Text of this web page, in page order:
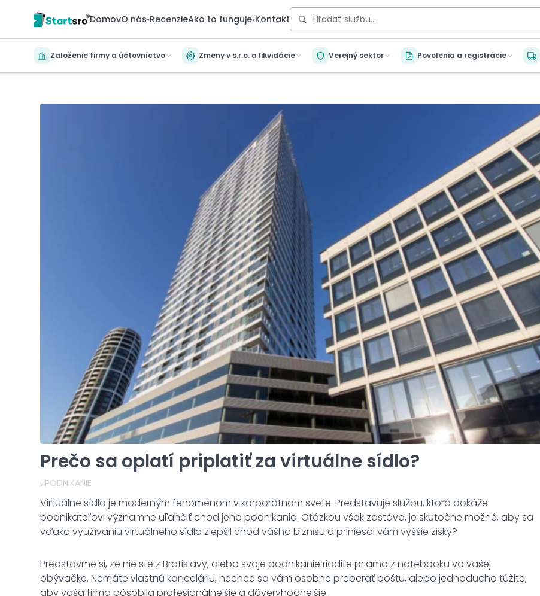
DomovO nás▾RecenzieAko to funguje▾Kontakt
Založenie firmy a účtovníctvo Zmeny v s.r.o. a likvidácie Verejný sektor Povolenia a registrácie
Prečo sa oplatí priplatiť za virtuálne sídlo?
v PODNIKANIE
Virtuálne sídlo je moderným fenoménom v korporátnom svete. Predstavuje službu, ktorá dokáže
podnikateľovi významne uľahčiť chod jeho podnikania. Otázkou však zostáva, je skutočne možné, aby sa
vďaka využívaniu virtuálneho sídla zlepšil chod vášho biznisu a priniesol vám vyššie zisky?
Predstavme si, že nie ste z Bratislavy, alebo svoje podnikanie riadite priamo z notebooku vo vašej
obývačke. Nemáte vlastnú kanceláriu, nechce sa vám osobne preberať poštu, alebo jednoducho túžite,
aby vaša firma pôsobila profesionálnejšie a dôveryhodnejšie.